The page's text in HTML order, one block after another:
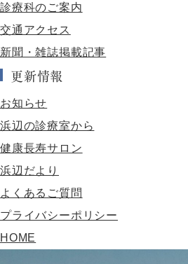
診療科のご案内
交通アクセス
新聞・雑誌掲載記事
更新情報
お知らせ
浜辺の診療室から
健康長寿サロン
浜辺だより
よくあるご質問
プライバシーポリシー
HOME